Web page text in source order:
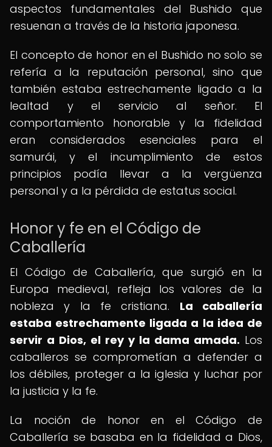
aspectos fundamentales del Bushido que
resuenan a través de la historia japonesa.
El concepto de honor en el Bushido no solo se
refería a la reputación personal, sino que
también estaba estrechamente ligado a la
lealtad y el servicio al señor. El
comportamiento honorable y la fidelidad
eran considerados esenciales para el
samurái, y el incumplimiento de estos
principios podía llevar a la vergüenza
personal y a la pérdida de estatus social.
Honor y fe en el Código de
Caballería
El Código de Caballería, que surgió en la
Europa medieval, refleja los valores de la
nobleza y la fe cristiana. La caballería
estaba estrechamente ligada a la idea de
servir a Dios, el rey y la dama amada. Los
caballeros se comprometían a defender a
los débiles, proteger a la iglesia y luchar por
la justicia y la fe.
La noción de honor en el Código de
Caballería se basaba en la fidelidad a Dios,